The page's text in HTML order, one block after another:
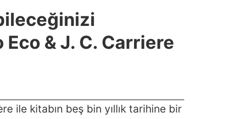
Eco & J. C. Carriere
ile kitabın beş bin yıllık tarihine bir